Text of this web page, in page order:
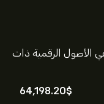
هي الأصول الرقمية ذات
64,198.20‎$‎